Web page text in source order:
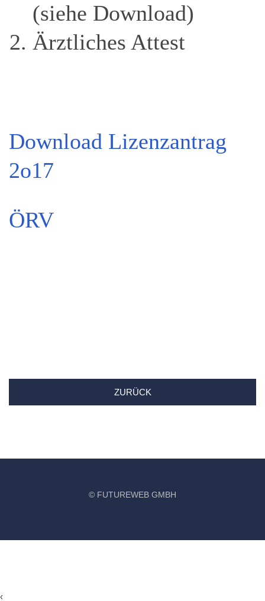
(siehe Download)
Ärztliches Attest
Download Lizenzantrag
2o17
ÖRV
ZURÜCK
© FUTUREWEB GMBH
‹